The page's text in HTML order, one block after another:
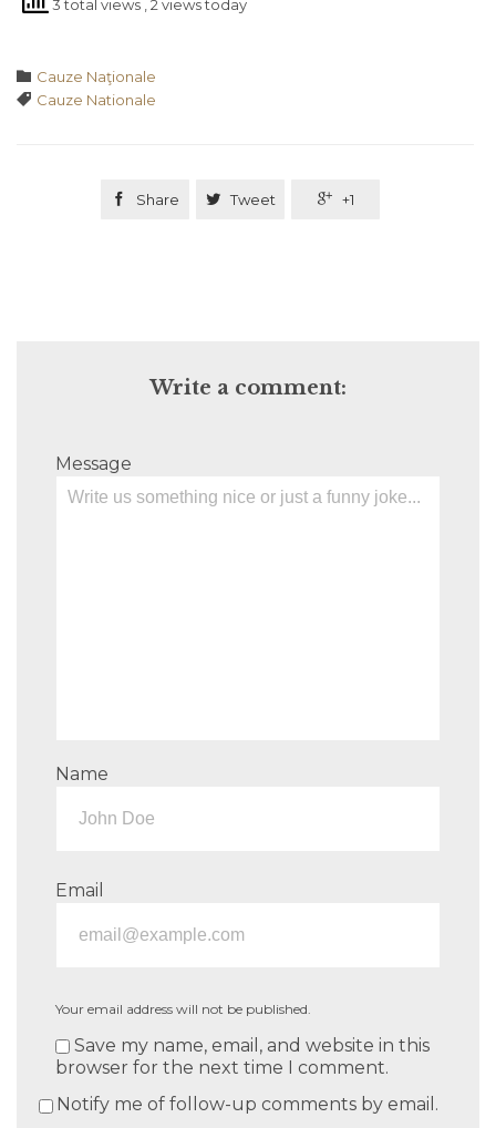
3 total views , 2 views today
 Category
Cauze Naţionale
 Tags
Cauze Nationale
 Share  Tweet  +1
Write a comment:
Message
Name
Email
Your email address will not be published.
Save my name, email, and website in this
browser for the next time I comment.
Notify me of follow-up comments by email.